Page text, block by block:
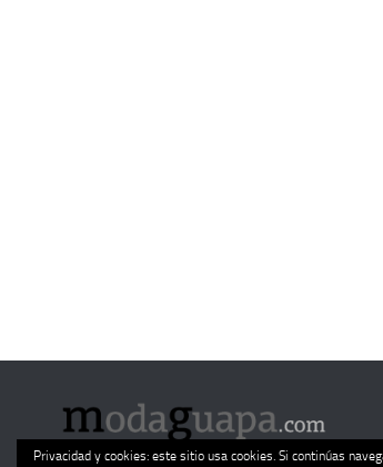
Privacidad y cookies: este sitio usa cookies. Si continúas